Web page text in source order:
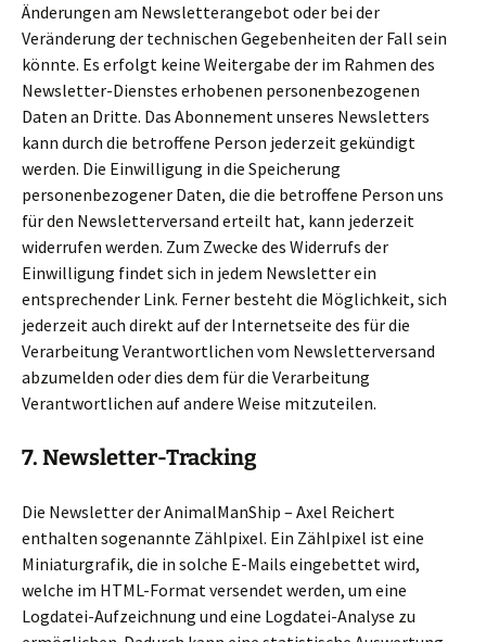
Änderungen am Newsletterangebot oder bei der
Veränderung der technischen Gegebenheiten der Fall sein
könnte. Es erfolgt keine Weitergabe der im Rahmen des
Newsletter-Dienstes erhobenen personenbezogenen
Daten an Dritte. Das Abonnement unseres Newsletters
kann durch die betroffene Person jederzeit gekündigt
werden. Die Einwilligung in die Speicherung
personenbezogener Daten, die die betroffene Person uns
für den Newsletterversand erteilt hat, kann jederzeit
widerrufen werden. Zum Zwecke des Widerrufs der
Einwilligung findet sich in jedem Newsletter ein
entsprechender Link. Ferner besteht die Möglichkeit, sich
jederzeit auch direkt auf der Internetseite des für die
Verarbeitung Verantwortlichen vom Newsletterversand
abzumelden oder dies dem für die Verarbeitung
Verantwortlichen auf andere Weise mitzuteilen.
7. Newsletter-Tracking
Die Newsletter der AnimalManShip – Axel Reichert
enthalten sogenannte Zählpixel. Ein Zählpixel ist eine
Miniaturgrafik, die in solche E-Mails eingebettet wird,
welche im HTML-Format versendet werden, um eine
Logdatei-Aufzeichnung und eine Logdatei-Analyse zu